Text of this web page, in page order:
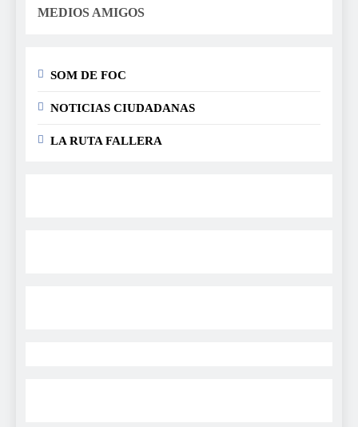
MEDIOS AMIGOS
SOM DE FOC
NOTICIAS CIUDADANAS
LA RUTA FALLERA